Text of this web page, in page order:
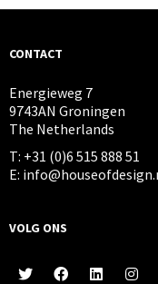
CONTACT
Energieweg 7
9743AN Groningen
The Netherlands
T: +31 (0)6 515 888 51
E:
VOLG ONS